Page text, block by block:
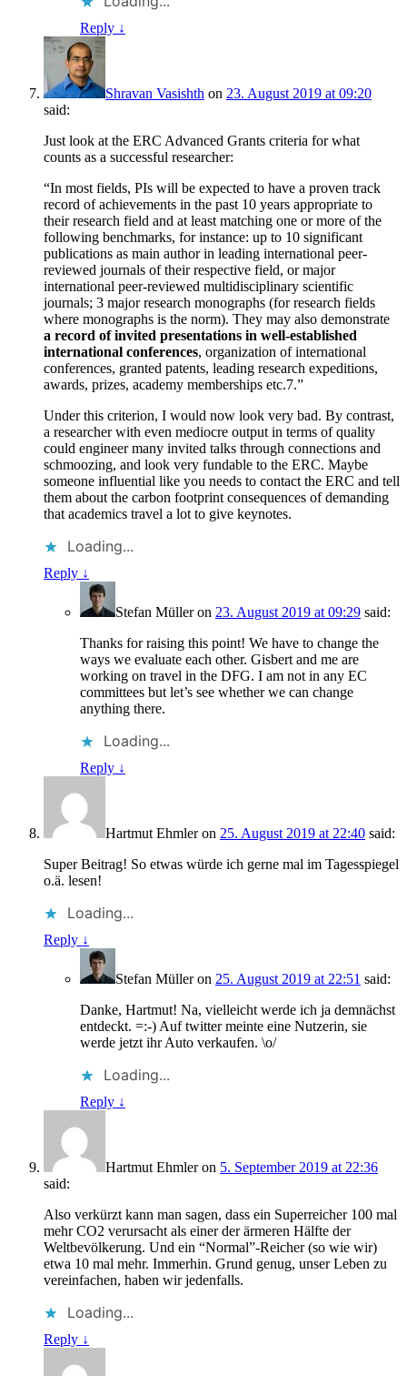
Reply ↓
Shravan Vasishth on 23. August 2019 at 09:20
said:
Just look at the ERC Advanced Grants criteria for what
counts as a successful researcher:
“In most fields, PIs will be expected to have a proven track
record of achievements in the past 10 years appropriate to
their research field and at least matching one or more of the
following benchmarks, for instance: up to 10 significant
publications as main author in leading international peer-
reviewed journals of their respective field, or major
international peer-reviewed multidisciplinary scientific
journals; 3 major research monographs (for research fields
where monographs is the norm). They may also demonstrate
a record of invited presentations in well-established
international conferences, organization of international
conferences, granted patents, leading research expeditions,
awards, prizes, academy memberships etc.7.”
Under this criterion, I would now look very bad. By contrast,
a researcher with even mediocre output in terms of quality
could engineer many invited talks through connections and
schmoozing, and look very fundable to the ERC. Maybe
someone influential like you needs to contact the ERC and tell
them about the carbon footprint consequences of demanding
that academics travel a lot to give keynotes.
Loading...
Reply ↓
Stefan Mülleron 23. August 2019 at 09:29 said:
Thanks for raising this point! We have to change the
ways we evaluate each other. Gisbert and me are
working on travel in the DFG. I am not in any EC
committees but let’s see whether we can change
anything there.
Loading...
Reply ↓
Hartmut Ehmleron 25. August 2019 at 22:40 said:
Super Beitrag! So etwas würde ich gerne mal im Tagesspiegel
o.ä. lesen!
Loading...
Reply ↓
Stefan Mülleron 25. August 2019 at 22:51 said:
Danke, Hartmut! Na, vielleicht werde ich ja demnächst
entdeckt. =:-) Auf twitter meinte eine Nutzerin, sie
werde jetzt ihr Auto verkaufen. \o/
Loading...
Reply ↓
Hartmut Ehmleron 5. September 2019 at 22:36
said:
Also verkürzt kann man sagen, dass ein Superreicher 100 mal
mehr CO2 verursacht als einer der ärmeren Hälfte der
Weltbevölkerung. Und ein “Normal”-Reicher (so wie wir)
etwa 10 mal mehr. Immerhin. Grund genug, unser Leben zu
vereinfachen, haben wir jedenfalls.
Loading...
Reply ↓